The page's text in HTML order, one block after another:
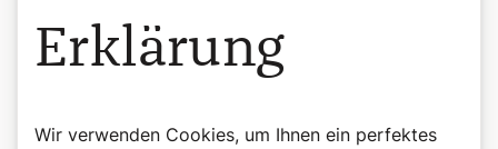
Erklärung
Wir verwenden Cookies, um Ihnen ein perfektes